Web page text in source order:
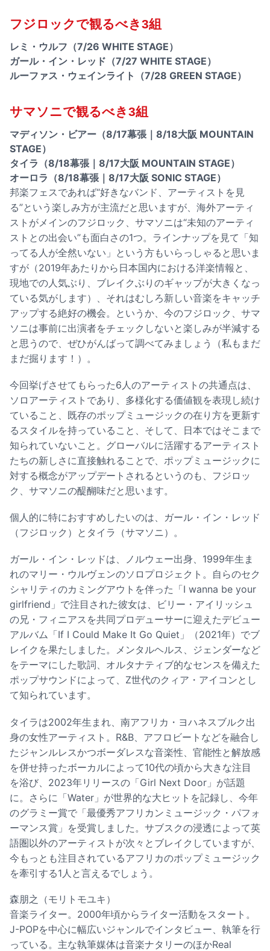
フジロックで観るべき3組
レミ・ウルフ（7/26 WHITE STAGE）
ガール・イン・レッド（7/27 WHITE STAGE）
ルーファス・ウェインライト（7/28 GREEN STAGE）
サマソニで観るべき3組
マディソン・ビアー（8/17幕張｜8/18大阪 MOUNTAIN
STAGE）
タイラ（8/18幕張｜8/17大阪 MOUNTAIN STAGE）
オーロラ（8/18幕張｜8/17大阪 SONIC STAGE）
邦楽フェスであれば“好きなバンド、アーティストを見
る”という楽しみ方が主流だと思いますが、海外アーティ
ストがメインのフジロック、サマソニは“未知のアーティ
ストとの出会い”も面白さの1つ。ラインナップを見て「知
ってる人が全然いない」という方もいらっしゃると思いま
すが（2019年あたりから日本国内における洋楽情報と、
現地での人気ぶり、ブレイクぶりのギャップが大きくなっ
ている気がします）、それはむしろ新しい音楽をキャッチ
アップする絶好の機会。というか、今のフジロック、サマ
ソニは事前に出演者をチェックしないと楽しみが半減する
と思うので、ぜひがんばって調べてみましょう（私もまだ
まだ掘ります！）。
今回挙げさせてもらった6人のアーティストの共通点は、
ソロアーティストであり、多様化する価値観を表現し続け
ていること、既存のポップミュージックの在り方を更新す
るスタイルを持っていること、そして、日本ではそこまで
知られていないこと。グローバルに活躍するアーティスト
たちの新しさに直接触れることで、ポップミュージックに
対する概念がアップデートされるというのも、フジロッ
ク、サマソニの醍醐味だと思います。
個人的に特におすすめしたいのは、ガール・イン・レッド
（フジロック）とタイラ（サマソニ）。
ガール・イン・レッドは、ノルウェー出身、1999年生ま
れのマリー・ウルヴェンのソロプロジェクト。自らのセク
シャリティのカミングアウトを伴った「I wanna be your
girlfriend」で注目された彼女は、ビリー・アイリッシュ
の兄・フィニアスを共同プロデューサーに迎えたデビュー
アルバム「If I Could Make It Go Quiet」（2021年）でブ
レイクを果たしました。メンタルヘルス、ジェンダーなど
をテーマにした歌詞、オルタナティブ的なセンスを備えた
ポップサウンドによって、Z世代のクィア・アイコンとし
て知られています。
タイラは2002年生まれ、南アフリカ・ヨハネスブルク出
身の女性アーティスト。R&B、アフロビートなどを融合し
たジャンルレスかつボーダレスな音楽性、官能性と解放感
を併せ持ったボーカルによって10代の頃から大きな注目
を浴び、2023年リリースの「Girl Next Door」が話題
に。さらに「Water」が世界的な大ヒットを記録し、今年
のグラミー賞で「最優秀アフリカンミュージック・パフォ
ーマンス賞」を受賞しました。サブスクの浸透によって英
語圏以外のアーティストが次々とブレイクしていますが、
今もっとも注目されているアフリカのポップミュージック
を牽引する1人と言えるでしょう。
森朋之（モリトモユキ）
音楽ライター。2000年頃からライター活動をスタート。
J-POPを中心に幅広いジャンルでインタビュー、執筆を行
っている。主な執筆媒体は音楽ナタリーのほかReal